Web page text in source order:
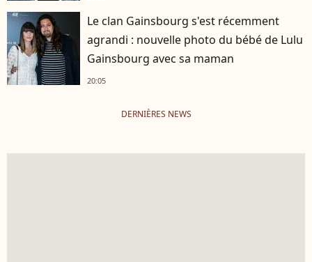
Le clan Gainsbourg s'est récemment
agrandi : nouvelle photo du bébé de Lulu
Gainsbourg avec sa maman
20:05
DERNIÈRES NEWS